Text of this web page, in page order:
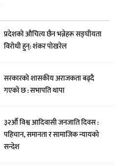
प्रदेशको औचित्य छैन भन्नेहरू सङ्घीयता
विरोधी हुन्: शंकर पोखरेल
सरकारको शासकीय अराजकता बढ्दै
गएको छ : सभापति थापा
३२औँ विश्व आदिवासी जनजाति दिवस :
पहिचान, समानता र सामाजिक न्यायको
सन्देश